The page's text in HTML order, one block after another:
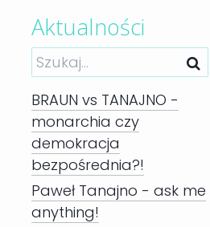
Aktualności
BRAUN vs TANAJNO -
monarchia czy
demokracja
bezpośrednia?!
Paweł Tanajno - ask me
anything!